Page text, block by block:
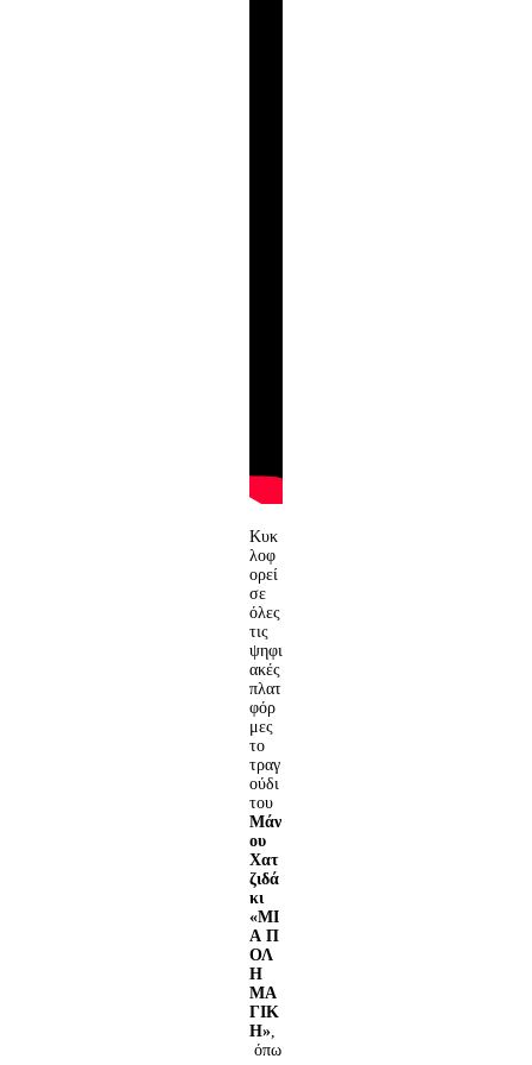
Κυκ
λοφ
ορεί
σε
όλες
τις
ψηφι
ακές
πλατ
φόρ
μες
το
τραγ
ούδι
του
Μάν
ου
Χατ
ζιδά
κι
«MI
A Π
ΟΛ
Η
ΜΑ
ΓΙΚ
Η»
όπω